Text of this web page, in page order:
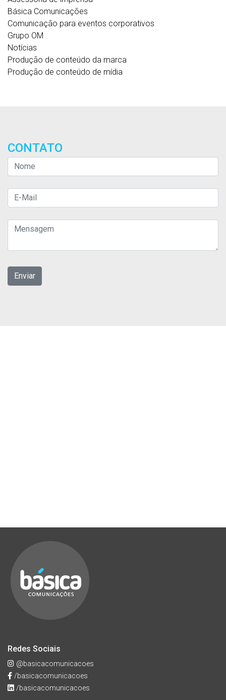
Básica Comunicações
Comunicação para eventos corporativos
Grupo OM
Notícias
Produção de conteúdo da marca
Produção de conteúdo de mídia
CONTATO
Redes Sociais
@basicacomunicacoes
/basicacomunicacoes
/basicacomunicacoes